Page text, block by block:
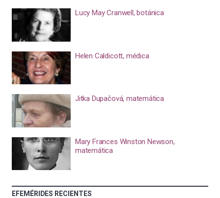
Lucy May Cranwell, botánica
Helen Caldicott, médica
Jitka Dupačová, matemática
Mary Frances Winston Newson,
matemática
EFEMÉRIDES RECIENTES